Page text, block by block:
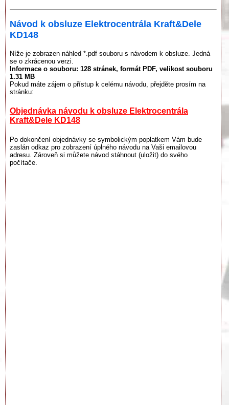
Návod k obsluze Elektrocentrála Kraft&Dele
KD148
Níže je zobrazen náhled *.pdf souboru s návodem k obsluze. Jedná
se o zkrácenou verzi.
Informace o souboru: 128 stránek, formát PDF, velikost souboru
1.31 MB
Pokud máte zájem o přístup k celému návodu, přejděte prosím na
stránku:
Objednávka návodu k obsluze Elektrocentrála
Kraft&Dele KD148
Po dokončení objednávky se symbolickým poplatkem Vám bude
zaslán odkaz pro zobrazení úplného návodu na Vaši emailovou
adresu. Zároveň si můžete návod stáhnout (uložit) do svého
počítače.